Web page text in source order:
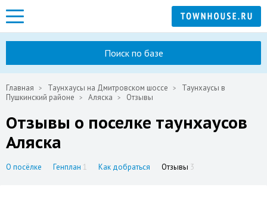
Поиск по базе
Главная Таунхаусы на Дмитровском шоссе
Таунхаусы в
Пушкинский районе
Аляска Отзывы
Отзывы о поселке таунхаусов
Аляска
О посёлке Генплан 1 Как добраться Отзывы 3